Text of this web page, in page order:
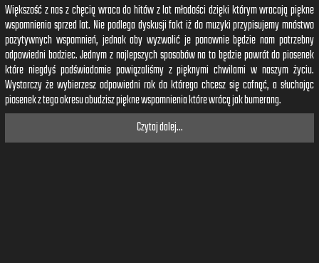
Większość z nas z chęcią wraca do hitów z lat młodości dzięki którym wracają piękne
wspomnienia sprzed lat. Nie podlega dyskusji fakt iż do muzyki przypisujemy mnóstwo
pozytywnych wspomnień, jednak aby wyzwolić je ponownie będzie nam potrzebny
odpowiedni bodziec. Jednym z najlepszych sposobów na to będzie powrót do piosenek
które niegdyś podświadomie powiązaliśmy z pięknymi chwilami w naszym życiu.
Wystarczy że wybierzesz odpowiedni rok do którego chcesz się cofnąć, a słuchając
piosenek z tego okresu obudzisz piękne wspomnienia które wrócą jak bumerang.
Czytaj dalej...